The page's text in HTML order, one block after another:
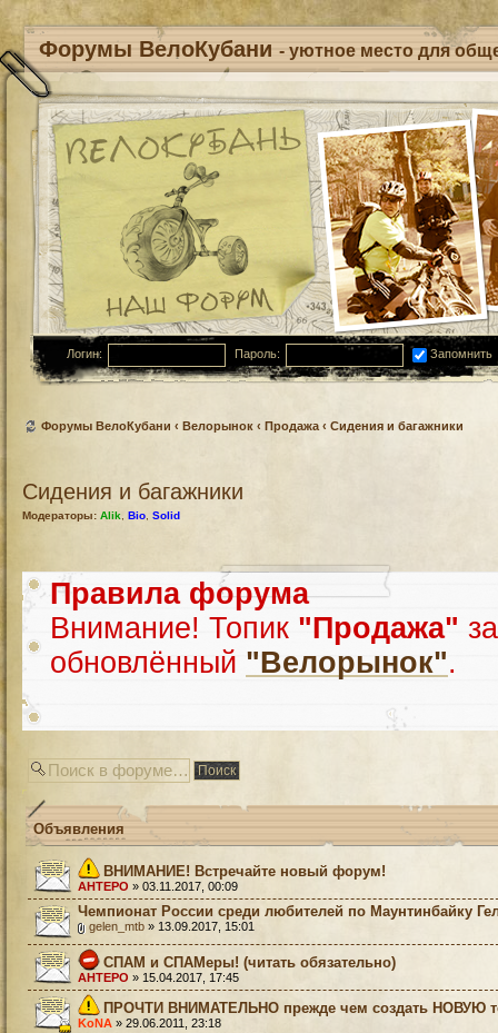
Форумы ВелоКубани - уютное место для
Логин: Пароль: Запомнить
Форумы ВелоКубани ‹ Велорынок ‹ Продажа ‹ Сидения и багажники
Сидения и багажники
Модераторы: Alik Bio Solid
Правила форума
Внимание! Топик "Продажа"
обновлённый "Велорынок".
Объявления
ВНИМАНИЕ! Встречайте новый форум!
AHTEPO » 03.11.2017, 00:09
Чемпионат России среди любителей по Маунтинбайку
gelen_mtb » 13.09.2017, 15:01
СПАМ и СПАМеры! (читать обязательно)
AHTEPO » 15.04.2017, 17:45
ПРОЧТИ ВНИМАТЕЛЬНО прежде чем создать НОВУЮ
KoNA » 29.06.2011, 23:18